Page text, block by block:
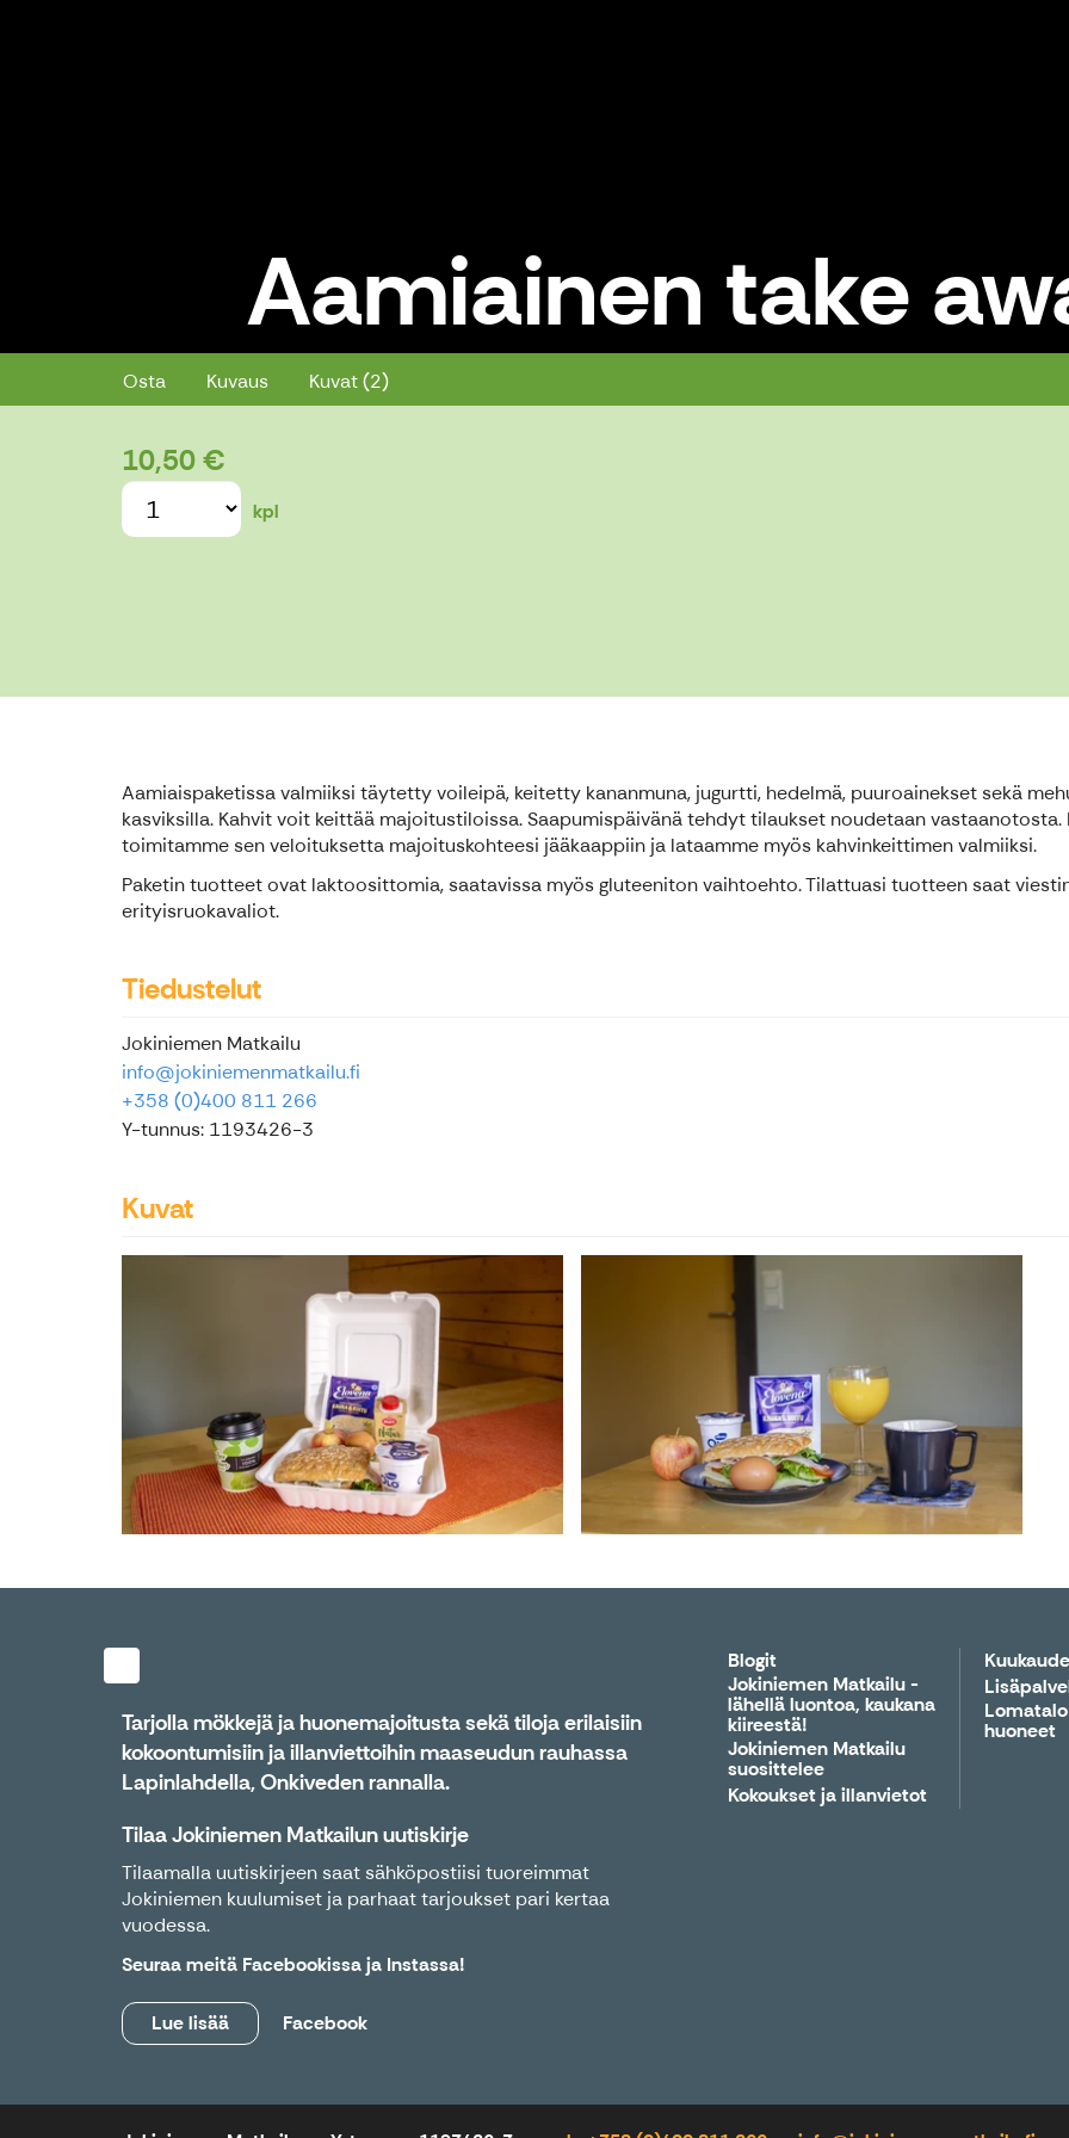
Aamiainen take
Aamiainen take away
Osta Kuvaus Kuvat (2)
10,50 €
kpl
Aamiaispaketissa valmiiksi täytetty voileipä, keitetty kananmuna, jugurtti, hedelmä, puuroainekset sekä
kasviksilla. Kahvit voit keittää majoitustiloissa. Saapumispäivänä tehdyt tilaukset noudetaan
toimitamme sen veloituksetta majoituskohteesi jääkaappiin ja lataamme myös kahvinkeittimen valmiiksi.
Paketin tuotteet ovat laktoosittomia, saatavissa myös gluteeniton vaihtoehto. Tilattuasi tuotteen saat
erityisruokavaliot.
Tiedustelut
Jokiniemen Matkailu
info@jokiniemenmatkailu.fi
+358 (0)400 811 266
Y-tunnus: 1193426-3
Kuvat
Tarjolla mökkejä ja huonemajoitusta sekä tiloja erilaisiin
kokoontumisiin ja illanviettoihin maaseudun rauhassa
Lapinlahdella, Onkiveden rannalla.
Tilaa Jokiniemen Matkailun uutiskirje
Tilaamalla uutiskirjeen saat sähköpostiisi tuoreimmat
Jokiniemen kuulumiset ja parhaat tarjoukset pari kertaa
vuodessa.
Seuraa meitä Facebookissaja Instassa!
Lue lisää Facebook
Blogit
Jokiniemen Matkailu -
lähellä luontoa, kaukana
kiireestä!
Jokiniemen Matkailu
suosittelee
Kokoukset ja illanvietot
huoneet